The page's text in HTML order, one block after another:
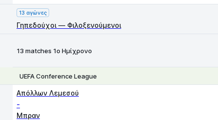
13 αγώνες
Γηπεδούχοι — Φιλοξενούμενοι
13 matches 1ο Ημίχρονο
UEFA Conference League
Απόλλων Λεμεσού
-
Μπραν